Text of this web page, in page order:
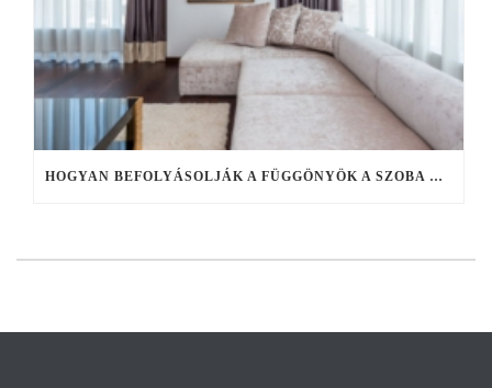
HOGYAN BEFOLYÁSOLJÁK A FÜGGÖNYÖK A SZOBA HANGULATÁT?